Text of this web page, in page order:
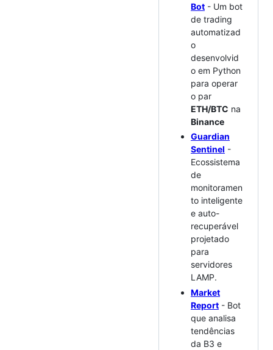
Bot - Um bot
de trading
automatizad
o
desenvolvid
o em Python
para operar
o par
ETH/BTC na
Binance
Guardian
Sentinel -
Ecossistema
de
monitoramen
to inteligente
e auto-
recuperável
projetado
para
servidores
LAMP.
Market
Report - Bot
que analisa
tendências
da B3 e